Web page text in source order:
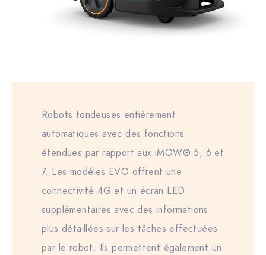
Robots tondeuses entièrement
automatiques avec des fonctions
étendues par rapport aux iMOW® 5, 6 et
7. Les modèles EVO offrent une
connectivité 4G et un écran LED
supplémentaires avec des informations
plus détaillées sur les tâches effectuées
par le robot. Ils permettent également un